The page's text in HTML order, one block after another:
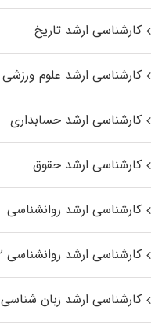
کارشناسی ارشد تاریخ
کارشناسی ارشد علوم ورزشی
کارشناسی ارشد حسابداری
کارشناسی ارشد حقوق
کارشناسی ارشد روانشناسی
کارشناسی ارشد روانشناسی ۲
کارشناسی ارشد زبان شناسی